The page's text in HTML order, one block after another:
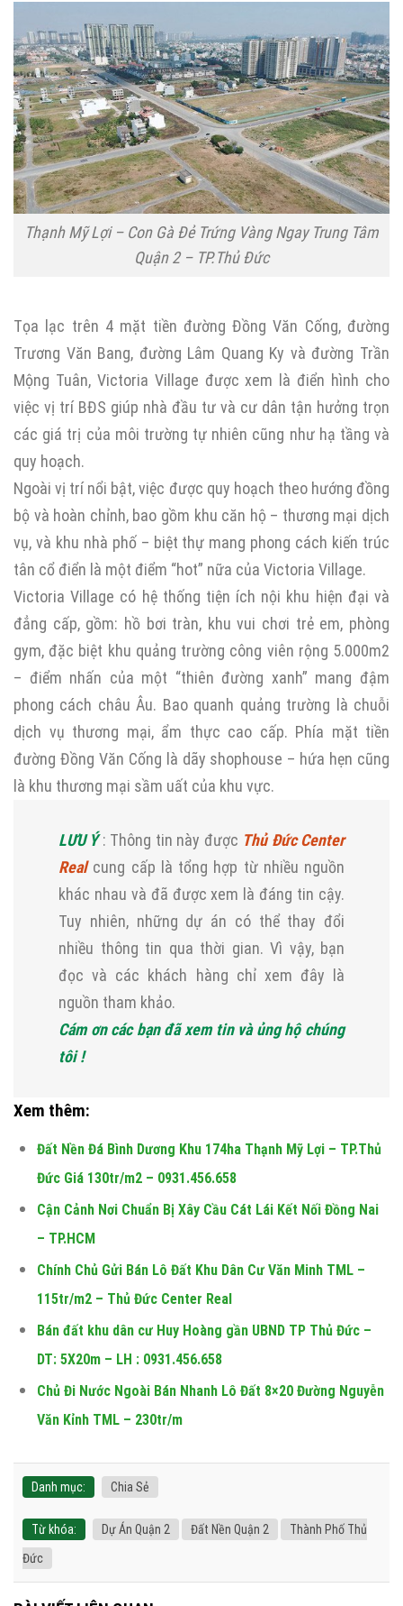
Thạnh Mỹ Lợi – Con Gà Đẻ Trứng Vàng Ngay Trung Tâm
Quận 2 – TP.Thủ Đức
Tọa lạc trên 4 mặt tiền đường Đồng Văn Cống, đường
Trương Văn Bang, đường Lâm Quang Ky và đường Trần
Mộng Tuân, Victoria Village được xem là điển hình cho
việc vị trí BĐS giúp nhà đầu tư và cư dân tận hưởng trọn
các giá trị của môi trường tự nhiên cũng như hạ tầng và
quy hoạch.
Ngoài vị trí nổi bật, việc được quy hoạch theo hướng đồng
bộ và hoàn chỉnh, bao gồm khu căn hộ – thương mại dịch
vụ, và khu nhà phố – biệt thự mang phong cách kiến trúc
tân cổ điển là một điểm “hot” nữa của Victoria Village.
Victoria Village có hệ thống tiện ích nội khu hiện đại và
đẳng cấp, gồm: hồ bơi tràn, khu vui chơi trẻ em, phòng
gym, đặc biệt khu quảng trường công viên rộng 5.000m2
– điểm nhấn của một “thiên đường xanh” mang đậm
phong cách châu Âu. Bao quanh quảng trường là chuỗi
dịch vụ thương mại, ẩm thực cao cấp. Phía mặt tiền
đường Đồng Văn Cống là dãy shophouse – hứa hẹn cũng
là khu thương mại sầm uất của khu vực.
LƯU Ý : Thông tin này được Thủ Đức Center
Real cung cấp là tổng hợp từ nhiều nguồn
khác nhau và đã được xem là đáng tin cậy.
Tuy nhiên, những dự án có thể thay đổi
nhiều thông tin qua thời gian. Vì vậy, bạn
đọc và các khách hàng chỉ xem đây là
nguồn tham khảo.
Cám ơn các bạn đã xem tin và ủng hộ chúng
tôi !
Xem thêm:
Đất Nền Đá Bình Dương Khu 174ha Thạnh Mỹ Lợi – TP.Thủ
Đức Giá 130tr/m2 – 0931.456.658
Cận Cảnh Nơi Chuẩn Bị Xây Cầu Cát Lái Kết Nối Đồng Nai
– TP.HCM
Chính Chủ Gửi Bán Lô Đất Khu Dân Cư Văn Minh TML –
115tr/m2 – Thủ Đức Center Real
Bán đất khu dân cư Huy Hoàng gần UBND TP Thủ Đức –
DT: 5X20m – LH : 0931.456.658
Chủ Đi Nước Ngoài Bán Nhanh Lô Đất 8×20 Đường Nguyễn
Văn Kỉnh TML – 230tr/m
Danh mục: Chia Sẻ
Từ khóa: Dự Án Quận 2 Đất Nền Quận 2
Thành Phố Thủ
Đức